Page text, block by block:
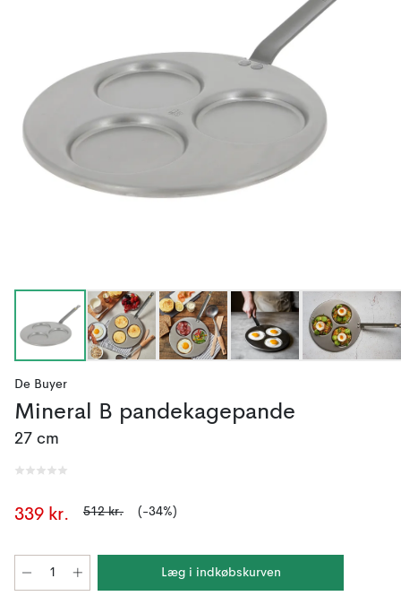
De Buyer
Mineral B pandekagepande
27 cm
339 kr. 512 kr. (-34%)
Læg i indkøbskurven